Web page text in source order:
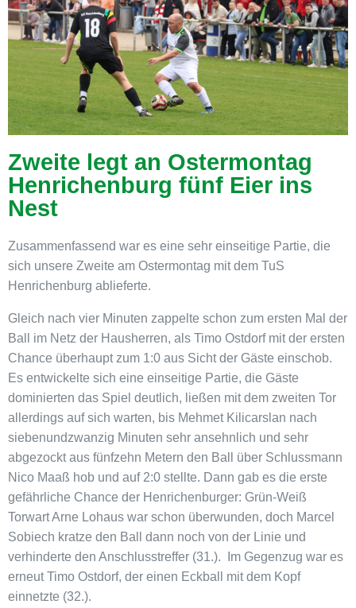
Zweite legt an Ostermontag
Henrichenburg fünf Eier ins
Nest
Zusammenfassend war es eine sehr einseitige Partie, die
sich unsere Zweite am Ostermontag mit dem TuS
Henrichenburg ablieferte.
Gleich nach vier Minuten zappelte schon zum ersten Mal der
Ball im Netz der Hausherren, als Timo Ostdorf mit der ersten
Chance überhaupt zum 1:0 aus Sicht der Gäste einschob.
Es entwickelte sich eine einseitige Partie, die Gäste
dominierten das Spiel deutlich, ließen mit dem zweiten Tor
allerdings auf sich warten, bis Mehmet Kilicarslan nach
siebenundzwanzig Minuten sehr ansehnlich und sehr
abgezockt aus fünfzehn Metern den Ball über Schlussmann
Nico Maaß hob und auf 2:0 stellte. Dann gab es die erste
gefährliche Chance der Henrichenburger: Grün-Weiß
Torwart Arne Lohaus war schon überwunden, doch Marcel
Sobiech kratze den Ball dann noch von der Linie und
verhinderte den Anschlusstreffer (31.). Im Gegenzug war es
erneut Timo Ostdorf, der einen Eckball mit dem Kopf
einnetzte (32.).